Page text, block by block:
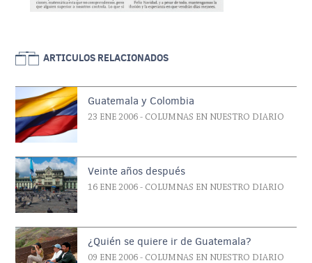
ARTICULOS RELACIONADOS
Guatemala y Colombia
23 ENE 2006 - COLUMNAS EN NUESTRO DIARIO
Veinte años después
16 ENE 2006 - COLUMNAS EN NUESTRO DIARIO
¿Quién se quiere ir de Guatemala?
09 ENE 2006 - COLUMNAS EN NUESTRO DIARIO